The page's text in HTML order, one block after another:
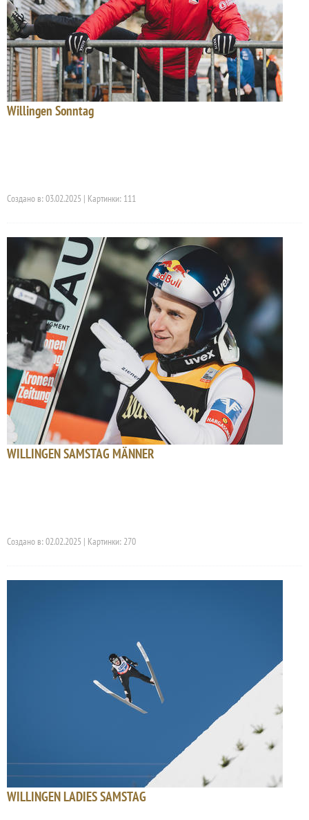
Willingen Sonntag
Создано в: 03.02.2025 | Картинки: 111
WILLINGEN SAMSTAG MÄNNER
Создано в: 02.02.2025 | Картинки: 270
WILLINGEN LADIES SAMSTAG